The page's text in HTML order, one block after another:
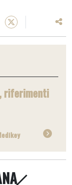
riferimenti